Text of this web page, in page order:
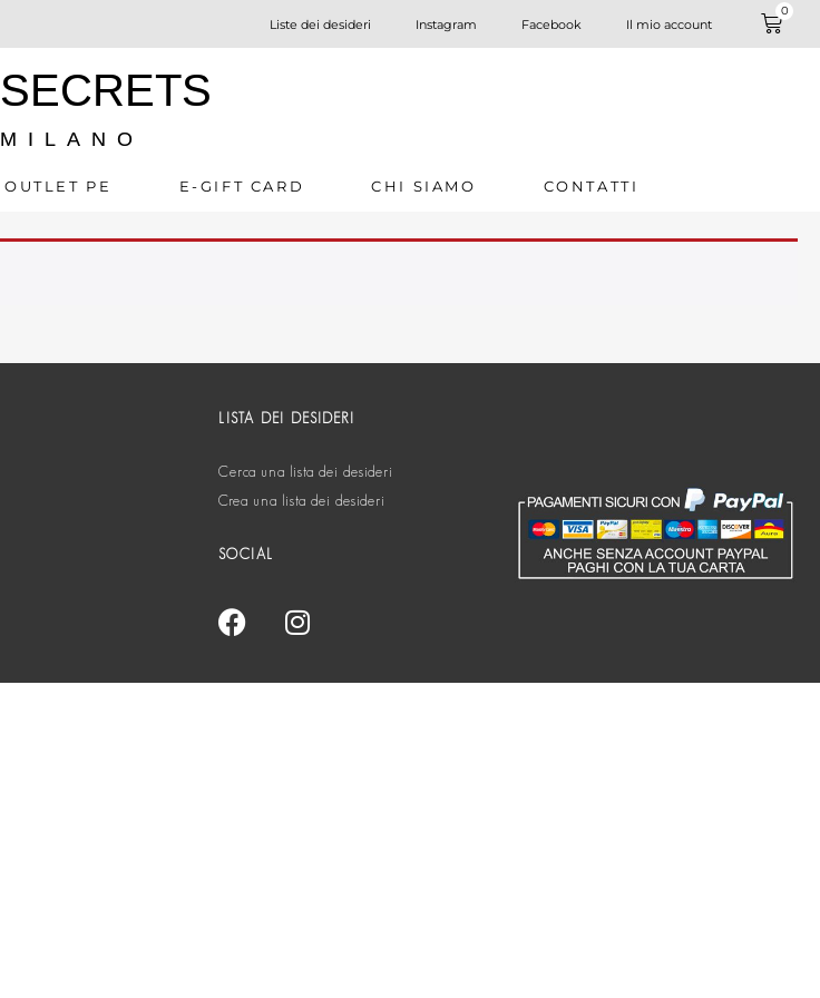
Liste dei desideri Instagram Facebook Il mio account
0
SECRETS
MILANO
OUTLET PE E-GIFT CARD CHI SIAMO CONTATTI
LISTA DEI DESIDERI
Cerca una lista dei desideri
Crea una lista dei desideri
SOCIAL